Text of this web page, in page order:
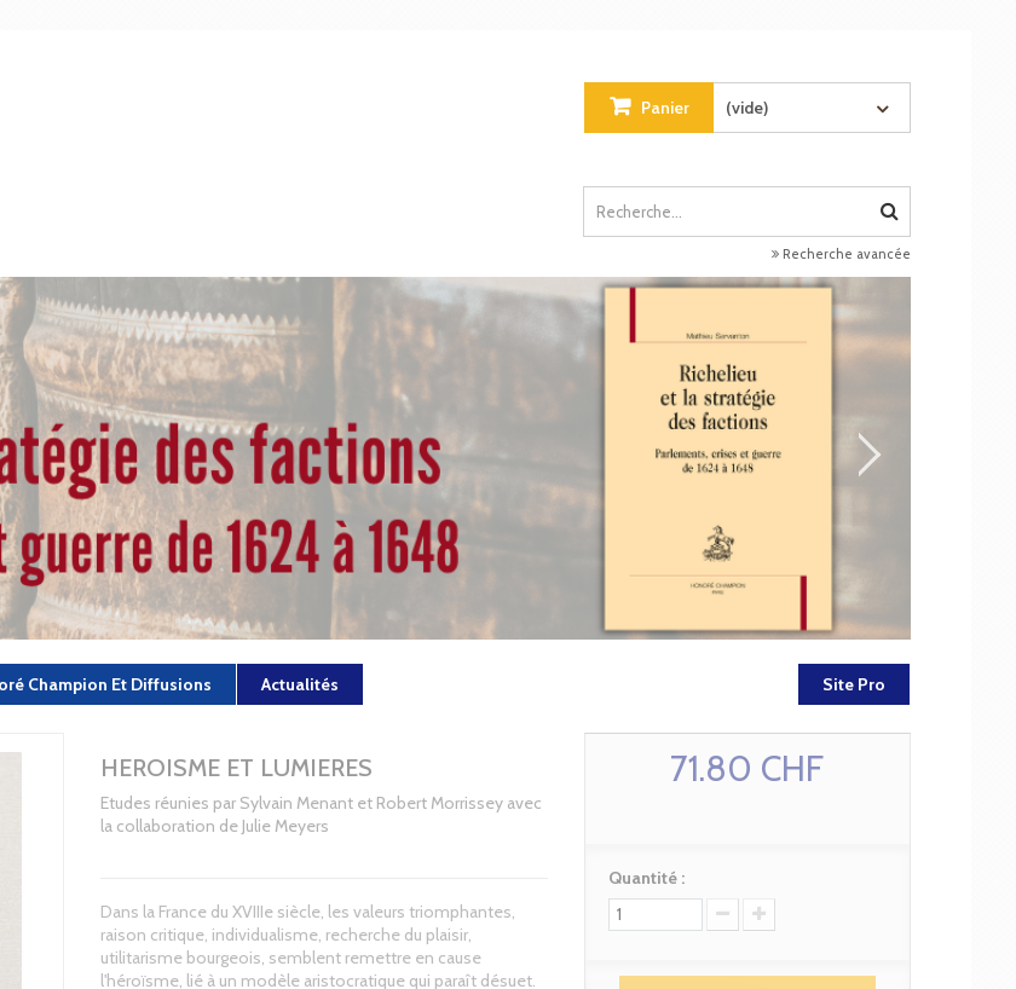
Panier (vide)
Recherche avancée
Champion Et Diffusions Actualités Site Pro
HEROISME ET LUMIERES
Etudes réunies par Sylvain Menant et Robert Morrissey avec
la collaboration de Julie Meyers
Dans la France du XVIIIe siècle, les valeurs triomphantes,
raison critique, individualisme, recherche du plaisir,
utilitarisme bourgeois, semblent remettre en cause
l'héroïsme, lié à un modèle aristocratique qui paraît désuet.
71.80 CHF
Quantité :